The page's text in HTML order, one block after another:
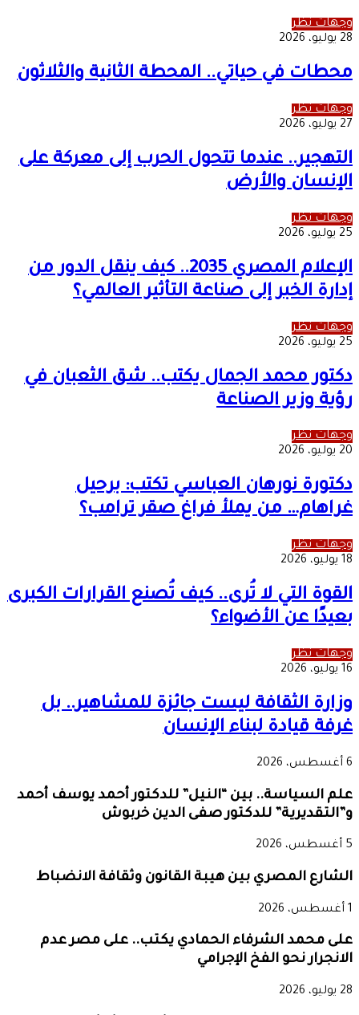
وجهات نظر
28 يوليو، 2026
محطات في حياتي.. المحطة الثانية والثلاثون
وجهات نظر
27 يوليو، 2026
التهجير.. عندما تتحول الحرب إلى معركة على
الإنسان والأرض
وجهات نظر
25 يوليو، 2026
الإعلام المصري 2035.. كيف ينقل الدور من
إدارة الخبر إلى صناعة التأثير العالمي؟
وجهات نظر
25 يوليو، 2026
دكتور محمد الجمال يكتب.. شق الثعبان في
رؤية وزير الصناعة
وجهات نظر
20 يوليو، 2026
دكتورة نورهان العباسي تكتب: برحيل
غراهام… من يملأ فراغ صقر ترامب؟
وجهات نظر
18 يوليو، 2026
القوة التي لا تُرى.. كيف تُصنع القرارات الكبرى
بعيدًا عن الأضواء؟
وجهات نظر
16 يوليو، 2026
وزارة الثقافة ليست جائزة للمشاهير.. بل
غرفة قيادة لبناء الإنسان
6 أغسطس، 2026
علم السياسة.. بين “النيل” للدكتور أحمد يوسف أحمد
و”التقديرية” للدكتور صفى الدين خربوش
5 أغسطس، 2026
الشارع المصري بين هيبة القانون وثقافة الانضباط
1 أغسطس، 2026
على محمد الشرفاء الحمادي يكتب.. على مصر عدم
الانجرار نحو الفخ الإجرامي
28 يوليو، 2026